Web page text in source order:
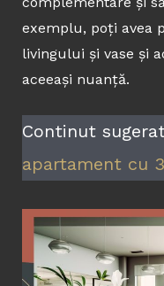
exemplu, poți avea
livingului și vase și
aceeași nuanță.
Continut
apartament cu